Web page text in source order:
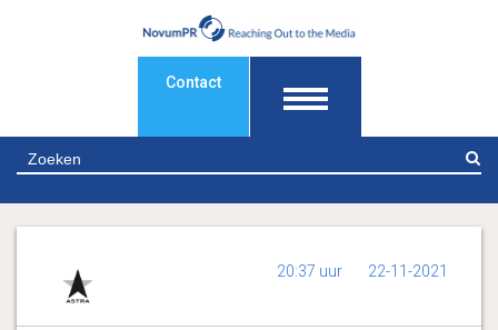
Contact
20:37 uur 22-11-2021